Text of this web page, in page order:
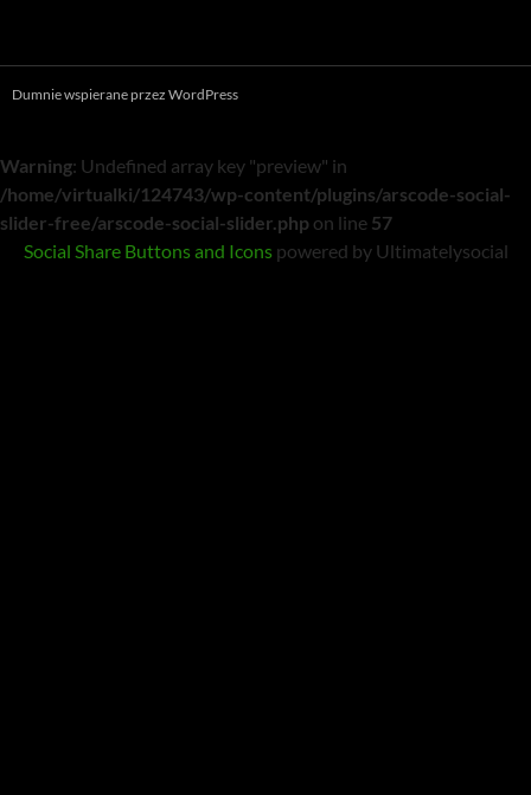
Dumnie wspierane przez WordPress
Warning: Undefined array key "preview" in
/home/virtualki/124743/wp-content/plugins/arscode-social-
slider-free/arscode-social-slider.php on line 57
Social Share Buttons and Iconspowered by Ultimatelysocial